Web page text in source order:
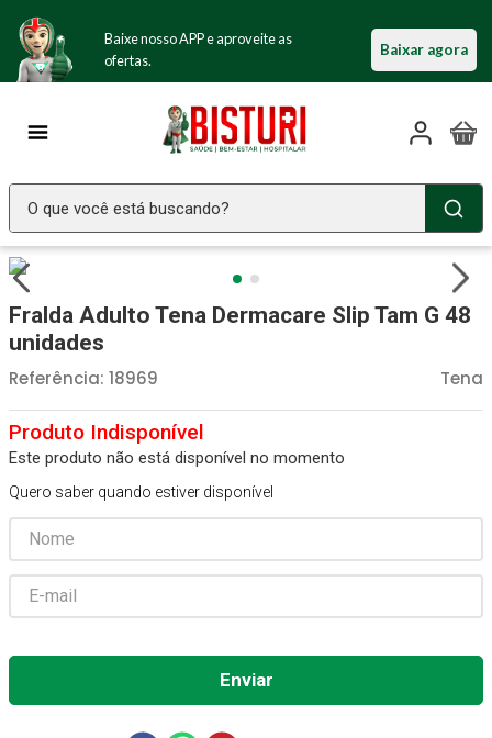
Baixe nosso APP e aproveite as
ofertas.
Baixar agora
O que você está buscando?
Fralda Adulto Tena Dermacare Slip Tam G 48
unidades
Tena
Referência: 18969
Este produto não está disponível no momento
Quero saber quando estiver disponível
2º Fralda Geriatrica
3º Luva Latex
4º Littmann
5º Absorvente Geriatrico
6 º Estetoscopio Littmann
Aparelho Pressão
8º Gaze Esteril
9º